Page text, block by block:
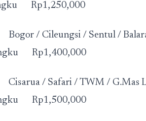
Rp1,250,000
/ Cileungsi / Sentul /
Rp1,400,000
Cisarua / Safari / TWM /
Rp1,500,000